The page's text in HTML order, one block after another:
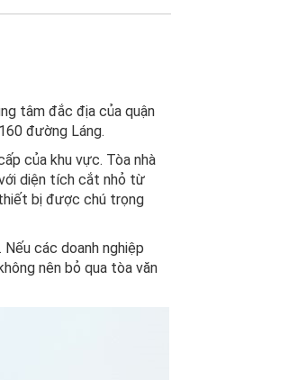
tâm đắc địa của quận
đường Láng.
của khu vực. Tòa nhà
diện tích cắt nhỏ từ
bị được chú trọng
các doanh nghiệp
nên bỏ qua tòa văn